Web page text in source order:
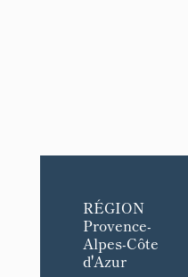
RÉGION
Provence-
Alpes-Côte
d'Azur